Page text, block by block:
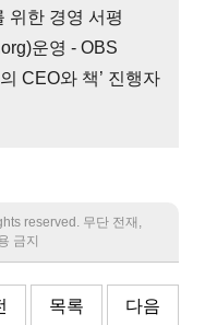
위한 경영 서평
운영 - OBS
CEO와 책’ 진행자
reserved. 무단 전재,
금지
목록 다음